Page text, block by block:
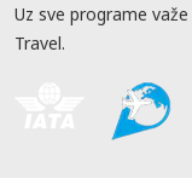
Uz sve programe važe
Travel.